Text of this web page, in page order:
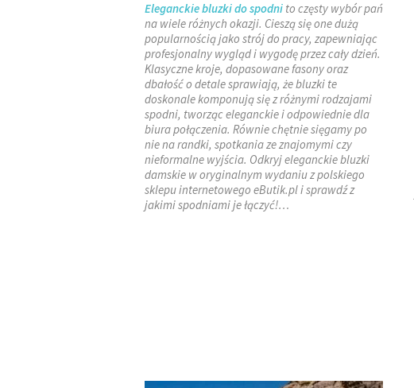
Eleganckie bluzki do spodni to częsty wybór pań
na wiele różnych okazji. Cieszą się one dużą
popularnością jako strój do pracy, zapewniając
profesjonalny wygląd i wygodę przez cały dzień.
Klasyczne kroje, dopasowane fasony oraz
dbałość o detale sprawiają, że bluzki te
doskonale komponują się z różnymi rodzajami
spodni, tworząc eleganckie i odpowiednie dla
biura połączenia. Równie chętnie sięgamy po
nie na randki, spotkania ze znajomymi czy
nieformalne wyjścia. Odkryj eleganckie bluzki
damskie w oryginalnym wydaniu z polskiego
sklepu internetowego eButik.pl i sprawdź z
jakimi spodniami je łączyć!…